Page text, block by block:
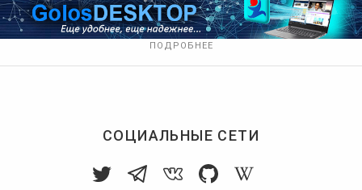
ПОДРОБНЕЕ
СОЦИАЛЬНЫЕ СЕТИ